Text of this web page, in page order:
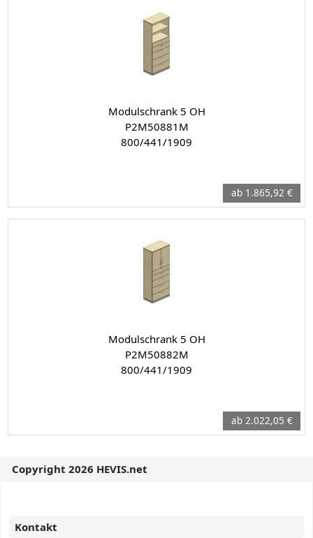
Modulschrank 5 OH
P2M50881M
800/441/1909
ab 1.865,92 €
Modulschrank 5 OH
P2M50882M
800/441/1909
ab 2.022,05 €
Copyright 2026 HEVIS.net
Kontakt